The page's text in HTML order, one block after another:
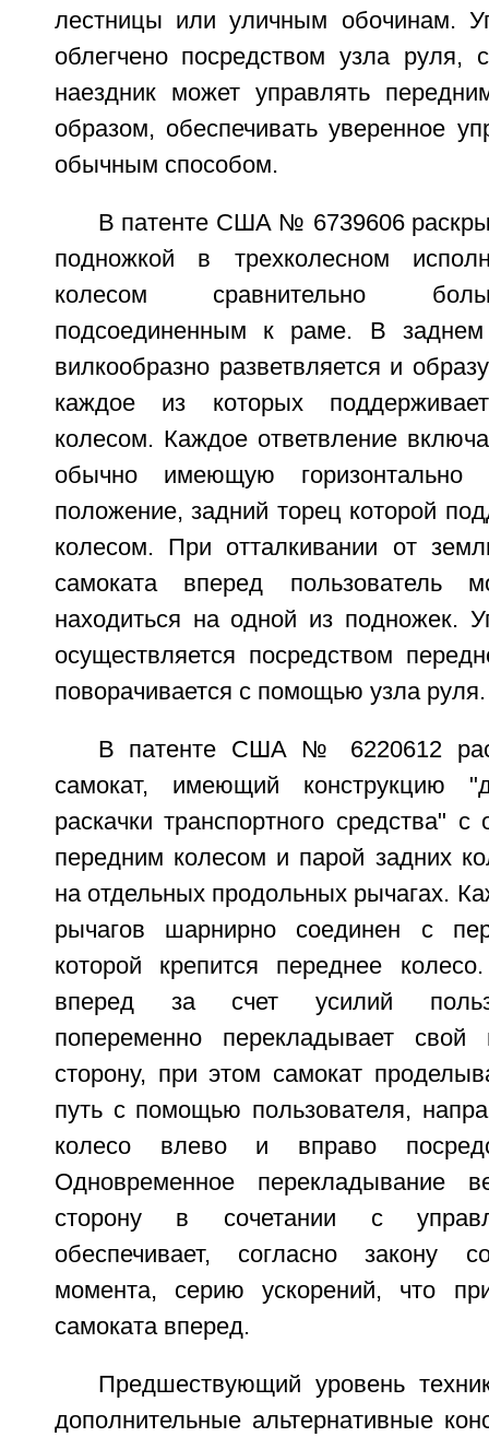
лестницы или уличным обочинам.
облегчено посредством узла руля,
наездник может управлять
образом, обеспечивать уверенное
обычным способом.
В патенте США № 6739606
подножкой в трехколесном
колесом сравнительно
подсоединенным к раме. В
вилкообразно разветвляется и
каждое из которых
колесом. Каждое ответвление
обычно имеющую горизонтально
положение, задний торец которой
колесом. При отталкивании от
самоката вперед пользователь
находиться на одной из подножек.
осуществляется посредством
поворачивается с помощью узла руля.
В патенте США № 6220612
самокат, имеющий конструкцию
раскачки транспортного средства"
передним колесом и парой задних
на отдельных продольных рычагах.
рычагов шарнирно соединен с
которой крепится переднее
вперед за счет усилий
попеременно перекладывает
сторону, при этом самокат
путь с помощью пользователя,
колесо влево и вправо
Одновременное перекладывание
сторону в сочетании с
обеспечивает, согласно закону
момента, серию ускорений, что
самоката вперед.
Предшествующий уровень
дополнительные альтернативные